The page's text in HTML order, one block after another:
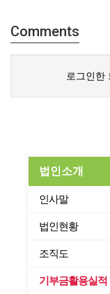
Comments
로그인한
법인소개
인사말
법인현황
조직도
기부금활용실적